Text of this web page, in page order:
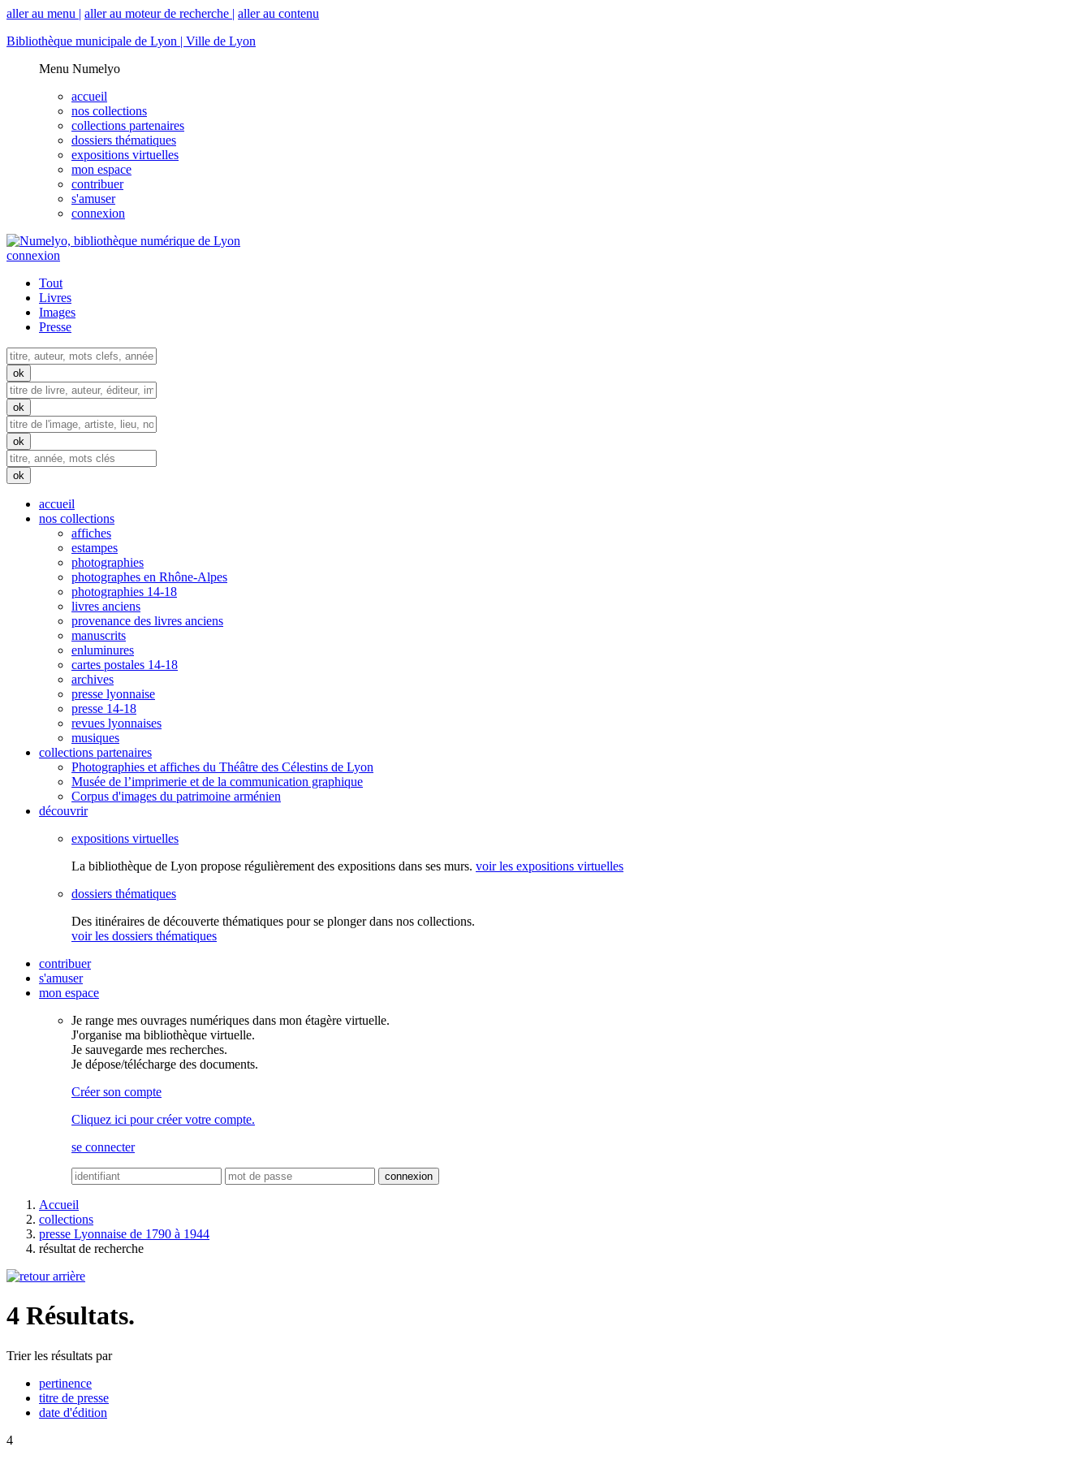
aller au menu | aller au moteur de recherche | aller au contenu
Bibliothèque municipale de Lyon | Ville de Lyon
Menu Numelyo
accueil
nos collections
collections partenaires
dossiers thématiques
expositions virtuelles
mon espace
contribuer
s'amuser
connexion
connexion
Tout
Livres
Images
Presse
accueil
nos collections
affiches
estampes
photographies
photographes en Rhône-Alpes
photographies 14-18
livres anciens
provenance des livres anciens
manuscrits
enluminures
cartes postales 14-18
archives
presse lyonnaise
presse 14-18
revues lyonnaises
musiques
collections partenaires
Photographies et affiches du Théâtre des Célestins de Lyon
Musée de l’imprimerie et de la communication graphique
Corpus d'images du patrimoine arménien
découvrir
expositions virtuelles
La bibliothèque de Lyon propose régulièrement des expositions dans ses murs. voir les expositions virtuelles
dossiers thématiques
Des itinéraires de découverte thématiques pour se plonger dans nos collections.
voir les dossiers thématiques
contribuer
s'amuser
mon espace
Je range mes ouvrages numériques dans mon étagère virtuelle.
J'organise ma bibliothèque virtuelle.
Je sauvegarde mes recherches.
Je dépose/télécharge des documents.
Créer son compte
Cliquez ici pour créer votre compte.
se connecter
Accueil
collections
presse Lyonnaise de 1790 à 1944
résultat de recherche
4 Résultats.
Trier les résultats par
pertinence
titre de presse
date d'édition
4